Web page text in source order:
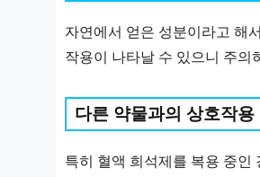
자연에서 얻은 성분이라고 해
작용이 나타날 수 있으니 주의
다른 약물과의 상호작용
특히 혈액 희석제를 복용 중인